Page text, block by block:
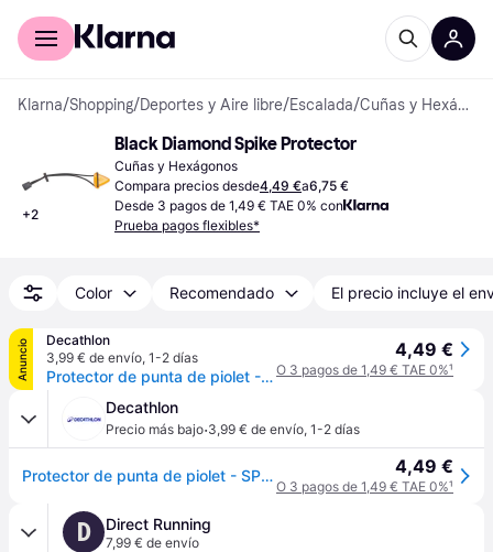
Comprar con Klarna
Klarna/Shopping/Deportes y Aire libre/Escalada/ Cuñas y Hexágonos
+2
Black Diamond Spike Protector
Cuñas y Hexágonos
Compara precios desde4,49 €a6,75 €
Desde 3 pagos de 1,49 € TAE 0% con
Prueba pagos flexibles*
Color Recomendado El precio incluye el
Anuncio
Decathlon
3,99 € de envío, 1-2 días
Protector de punta de piolet - SPIKE PROTECTOR
4,49 €
O 3 pagos de 1,49 € TAE 0%¹
Decathlon
Precio más bajo·3,99 € de envío, 1-2 días
Protector de punta de piolet - SPIKE PROTECTOR 4,49 €
O 3 pagos de 1,49 € TAE 0%¹
D Direct Running
7,99 € de envío